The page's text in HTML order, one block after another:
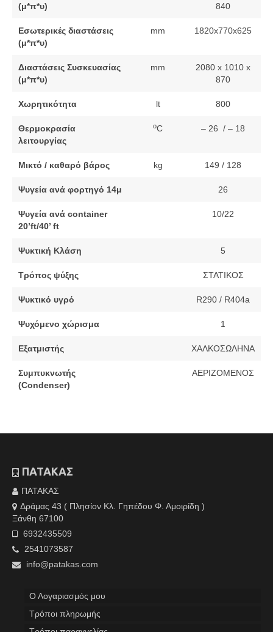
(μ*π*υ)
840
Εσωτερικές διαστάσεις
(μ*π*υ)
mm 1820x770x625
Διαστάσεις Συσκευασίας
(μ*π*υ)
mm
2080 x 1010 x
870
Χωρητικότητα lt 800
Θερμοκρασία
λειτουργίας
oC – 26 / – 18
Μικτό / καθαρό βάρος kg 149 / 128
Ψυγεία ανά φορτηγό 14μ 26
Ψυγεία ανά container
20’ft/40’ ft
10/22
Ψυκτική Κλάση 5
Τρόπος ψύξης ΣΤΑΤΙΚΟΣ
Ψυκτικό υγρό R290 / R404a
Ψυχόμενο χώρισμα 1
Εξατμιστής ΧΑΛΚΟΣΩΛΗΝΑ
Συμπυκνωτής
(Condenser)
ΑΕΡΙΖΟΜΕΝΟΣ
ΠΑΤΑΚΑΣ
ΠΑΤΑΚΑΣ
Δράμας 43 ( Πλησίον Κλ. Γηπέδου Φ. Αμοιρίδη )
Ξάνθη 67100
6932435509
2541073587
info@patakas.com
Ο Λογαριασμός μου
Tρόποι πληρωμής